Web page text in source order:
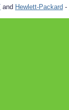
and Hewlett-Packard -